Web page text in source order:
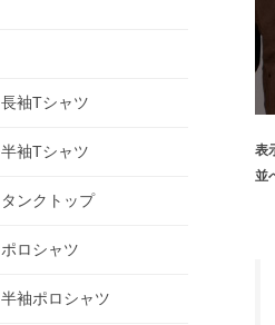
長袖Tシャツ
半袖Tシャツ
タンクトップ
ポロシャツ
半袖ポロシャツ
表
並